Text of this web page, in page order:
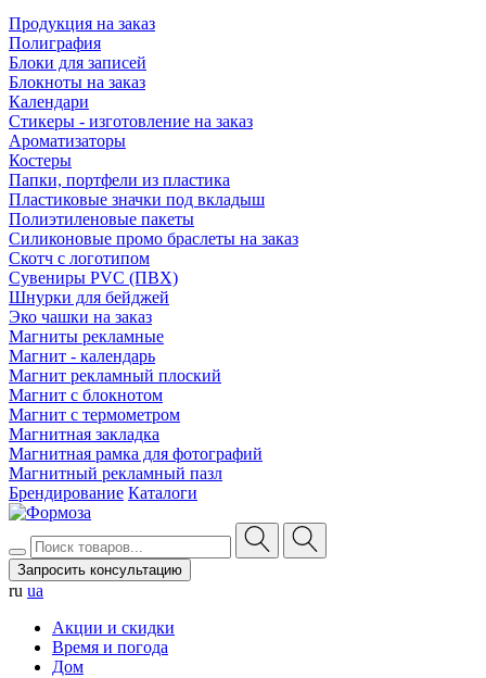
Продукция на заказ
Полиграфия
Блоки для записей
Блокноты на заказ
Календари
Стикеры - изготовление на заказ
Ароматизаторы
Костеры
Папки, портфели из пластика
Пластиковые значки под вкладыш
Полиэтиленовые пакеты
Силиконовые промо браслеты на заказ
Скотч с логотипом
Сувениры PVC (ПВХ)
Шнурки для бейджей
Эко чашки на заказ
Магниты рекламные
Магнит - календарь
Магнит рекламный плоский
Магнит с блокнотом
Магнит с термометром
Магнитная закладка
Магнитная рамка для фотографий
Магнитный рекламный пазл
Брендирование Каталоги
Запросить консультацию
ru ua
Акции и скидки
Время и погода
Дом